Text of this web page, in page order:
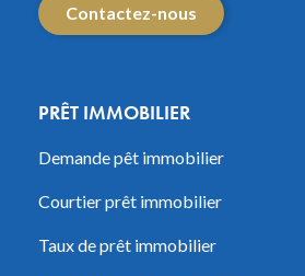
Contactez-nous
PRÊT IMMOBILIER
Demande pêt immobilier
Courtier prêt immobilier
Taux de prêt immobilier